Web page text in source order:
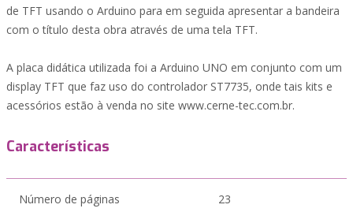
de TFT usando o Arduino para em seguida apresentar a bandeira
com o título desta obra através de uma tela TFT.
A placa didática utilizada foi a Arduino UNO em conjunto com um
display TFT que faz uso do controlador ST7735, onde tais kits e
acessórios estão à venda no site www.cerne-tec.com.br.
Características
Número de páginas 23